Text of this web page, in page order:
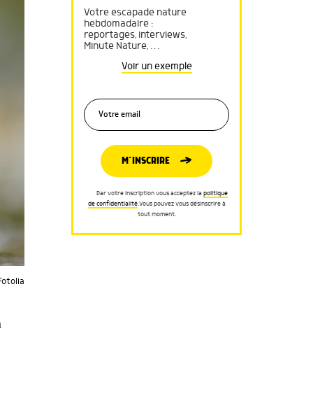
Votre escapade nature
hebdomadaire :
reportages, interviews,
Minute Nature, …
Voir un exemple
M’INSCRIRE
Par votre inscription vous acceptez la politique
de confidentialité.Vous pouvez vous désinscrire à
tout moment.